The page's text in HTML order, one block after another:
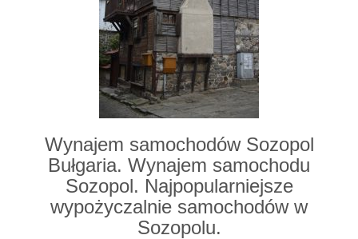
Wynajem samochodów Sozopol
Bułgaria. Wynajem samochodu
Sozopol. Najpopularniejsze
wypożyczalnie samochodów w
Sozopolu.